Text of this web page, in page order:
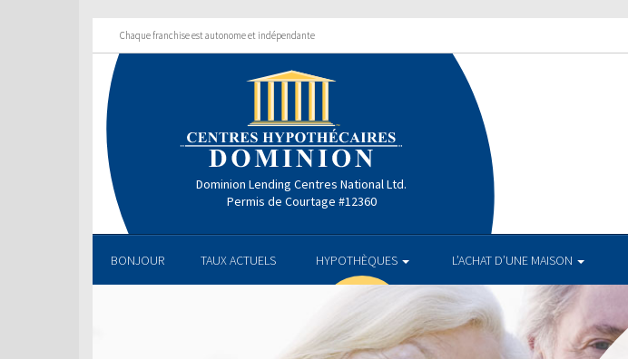
Chaque franchise est autonome et indépendante
Dominion Lending Centres National Ltd.
Permis de Courtage #12360
BONJOUR TAUX ACTUELS HYPOTHÈQUES L’ACHAT D’UNE MAISON